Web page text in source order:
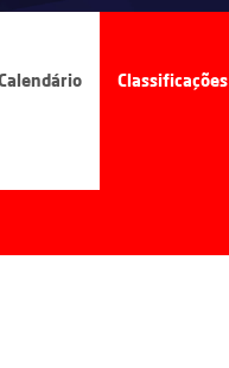
Classificações